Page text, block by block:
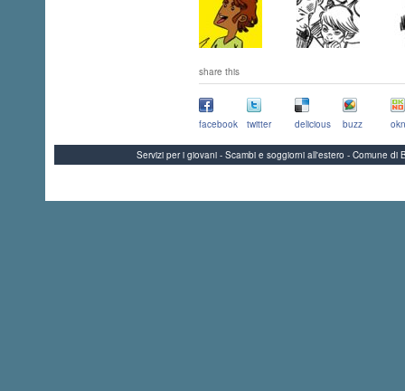
share this
facebook twitter delicious buzz
Servizi per i giovani - Scambi e soggiorni all'estero - Comune